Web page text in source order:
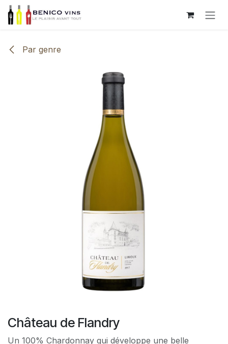
Se rendre au contenu
Par genre
Château de Flandry
Un 100% Chardonnay qui développe une belle